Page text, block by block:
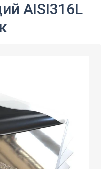
AISI316L